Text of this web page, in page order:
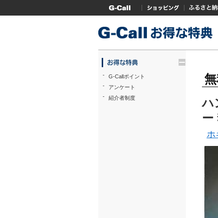
-
G-Callポイント
-
アンケート
-
紹介者制度
ハ
ー
ホ